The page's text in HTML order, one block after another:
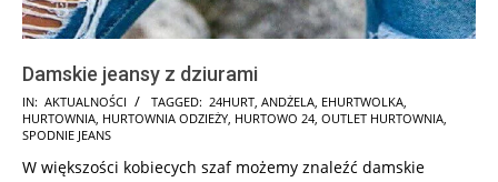
Damskie jeansy z dziurami
2025-
01-
IN: AKTUALNOŚCI TAGGED: 24HURT, ANDŻELA, EHURTWOLKA,
HURTOWNIA, HURTOWNIA ODZIEŻY, HURTOWO 24, OUTLET HURTOWNIA,
SPODNIE JEANS
W większości kobiecych szaf możemy znaleźć damskie